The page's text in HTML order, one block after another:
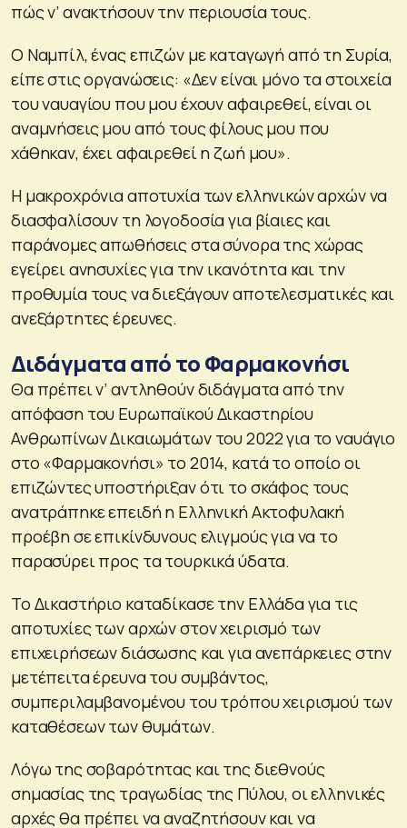
πώς ν’ ανακτήσουν την περιουσία τους.
Ο Ναμπίλ, ένας επιζών με καταγωγή από τη Συρία,
είπε στις οργανώσεις: «Δεν είναι μόνο τα στοιχεία
του ναυαγίου που μου έχουν αφαιρεθεί, είναι οι
αναμνήσεις μου από τους φίλους μου που
χάθηκαν, έχει αφαιρεθεί η ζωή μου».
Η μακροχρόνια αποτυχία των ελληνικών αρχών να
διασφαλίσουν τη λογοδοσία για βίαιες και
παράνομες απωθήσεις στα σύνορα της χώρας
εγείρει ανησυχίες για την ικανότητα και την
προθυμία τους να διεξάγουν αποτελεσματικές και
ανεξάρτητες έρευνες.
Διδάγματα από το Φαρμακονήσι
Θα πρέπει ν’ αντληθούν διδάγματα από την
απόφαση του Ευρωπαϊκού Δικαστηρίου
Ανθρωπίνων Δικαιωμάτων του 2022 για το ναυάγιο
στο «Φαρμακονήσι» το 2014, κατά το οποίο οι
επιζώντες υποστήριξαν ότι το σκάφος τους
ανατράπηκε επειδή η Ελληνική Ακτοφυλακή
προέβη σε επικίνδυνους ελιγμούς για να το
παρασύρει προς τα τουρκικά ύδατα.
Το Δικαστήριο καταδίκασε την Ελλάδα για τις
αποτυχίες των αρχών στον χειρισμό των
επιχειρήσεων διάσωσης και για ανεπάρκειες στην
μετέπειτα έρευνα του συμβάντος,
συμπεριλαμβανομένου του τρόπου χειρισμού των
καταθέσεων των θυμάτων.
Λόγω της σοβαρότητας και της διεθνούς
σημασίας της τραγωδίας της Πύλου, οι ελληνικές
αρχές θα πρέπει να αναζητήσουν και να